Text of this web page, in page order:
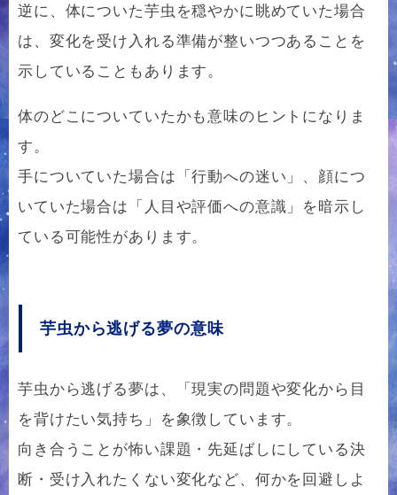
逆に、体についた芋虫を穏やかに眺めていた場合
は、変化を受け入れる準備が整いつつあることを
示していることもあります。
体のどこについていたかも意味のヒントになりま
す。
手についていた場合は「行動への迷い」、顔につ
いていた場合は「人目や評価への意識」を暗示し
ている可能性があります。
芋虫から逃げる夢の意味
芋虫から逃げる夢は、「現実の問題や変化から目
を背けたい気持ち」を象徴しています。
向き合うことが怖い課題・先延ばしにしている決
断・受け入れたくない変化など、何かを回避しよ